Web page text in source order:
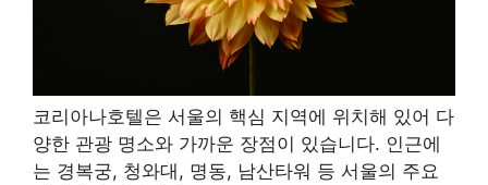
코리아나호텔은 서울의 핵심 지역에 위치해 있어 다
양한 관광 명소와 가까운 장점이 있습니다. 인근에
는 경복궁, 청와대, 명동, 남산타워 등 서울의 주요